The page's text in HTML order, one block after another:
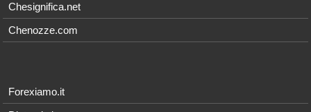
Chesignifica.net
Chenozze.com
Forexiamo.it